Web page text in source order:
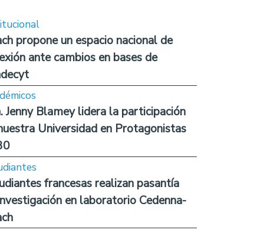
propone un espacio nacional de
ante cambios en bases de
Jenny Blamey lidera la participación
Universidad en Protagonistas
francesas realizan pasantía
en laboratorio Cedenna-